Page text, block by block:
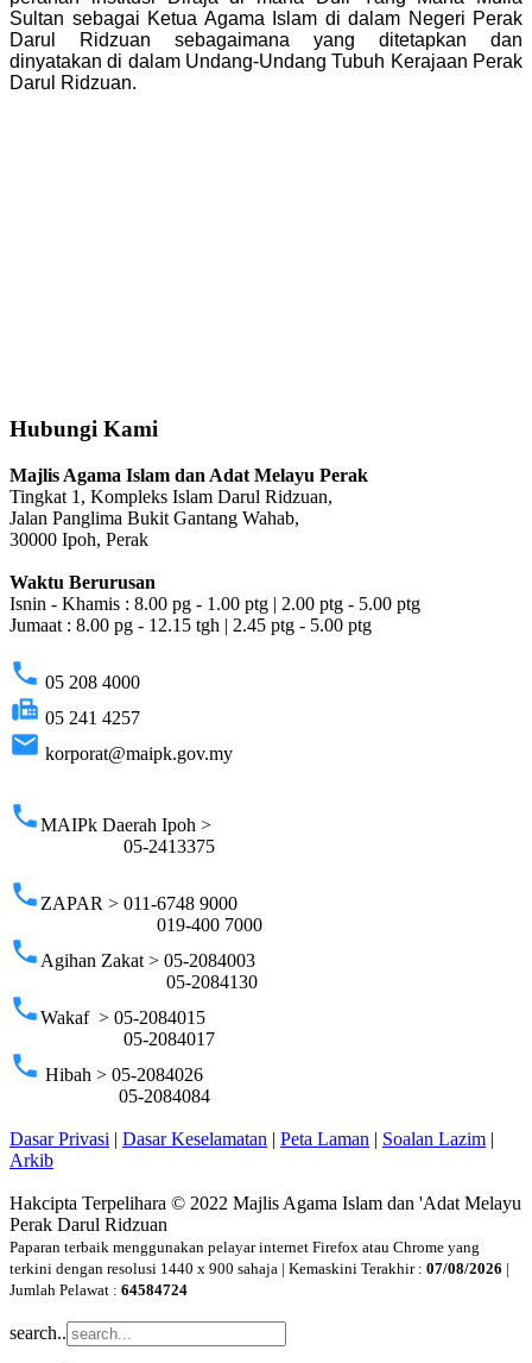
Sultan sebagai Ketua Agama Islam di dalam Negeri Perak
Darul Ridzuan sebagaimana yang ditetapkan dan
dinyatakan di dalam Undang-Undang Tubuh Kerajaan Perak
Darul Ridzuan.
Hubungi Kami
Majlis Agama Islam dan Adat Melayu Perak
Tingkat 1, Kompleks Islam Darul Ridzuan,
Jalan Panglima Bukit Gantang Wahab,
30000 Ipoh, Perak
Waktu Berurusan
Isnin - Khamis : 8.00 pg - 1.00 ptg | 2.00 ptg - 5.00 ptg
Jumaat : 8.00 pg - 12.15 tgh | 2.45 ptg - 5.00 ptg
phone 05 208 4000
fax 05 241 4257
email korporat@maipk.gov.my
phoneMAIPk Daerah Ipoh >
05-2413375
phone ZAPAR > 011-6748 9000
019-400 7000
phone Agihan Zakat > 05-2084003
05-2084130
phoneWakaf > 05-2084015
05-2084017
phone Hibah > 05-2084026
05-2084084
Dasar Privasi | Dasar Keselamatan | Peta Laman | Soalan Lazim |
Arkib
Hakcipta Terpelihara © 2022 Majlis Agama Islam dan 'Adat Melayu
Perak Darul Ridzuan
Paparan terbaik menggunakan pelayar internet Firefox atau Chrome yang
terkini dengan resolusi 1440 x 900 sahaja | Kemaskini Terakhir : 07/08/2026 |
Jumlah Pelawat : 64584724
search..